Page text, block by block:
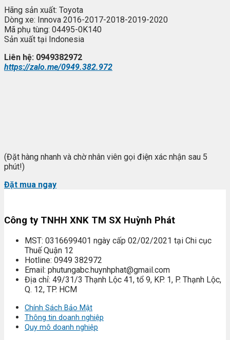
Hãng sản xuất: Toyota
Dòng xe: Innova 2016-2017-2018-2019-2020
Mã phụ tùng: 04495-0K140
Sản xuất tại Indonesia
Liên hệ: 0949382972
https://zalo.me/0949.382.972
(Đặt hàng nhanh và chờ nhân viên gọi điện xác nhận sau 5
phút!)
Đặt mua ngay
Công ty TNHH XNK TM SX Huỳnh Phát
MST: 0316699401 ngày cấp 02/02/2021 tại Chi cục
Thuế Quận 12
Hotline: 0949 382972
Email: phutungabc.huynhphat@gmail.com
Địa chỉ: 49/31/3 Thạnh Lộc 41, tổ 9, KP. 1, P. Thạnh Lộc,
Q. 12, TP. HCM
Chính Sách Bảo Mật
Thông tin doanh nghiệp
Quy mô doanh nghiệp